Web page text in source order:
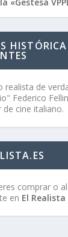
realista de
Federico
de cine italiano.
comprar o
en El Realista